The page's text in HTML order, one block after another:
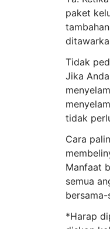
paket
Tidak
Jika
tidak
Cara
Manfaat
semua
*Harap